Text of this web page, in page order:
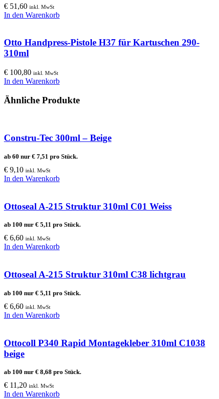
€ 51,60 inkl. MwSt
In den Warenkorb
Otto Handpress-Pistole H37 für Kartuschen 290-
310ml
€ 100,80 inkl. MwSt
In den Warenkorb
Ähnliche Produkte
Constru-Tec 300ml – Beige
ab 60 nur € 7,51 pro Stück.
€ 9,10 inkl. MwSt
In den Warenkorb
Ottoseal A-215 Struktur 310ml C01 Weiss
ab 100 nur € 5,11 pro Stück.
€ 6,60 inkl. MwSt
In den Warenkorb
Ottoseal A-215 Struktur 310ml C38 lichtgrau
ab 100 nur € 5,11 pro Stück.
€ 6,60 inkl. MwSt
In den Warenkorb
Ottocoll P340 Rapid Montagekleber 310ml C1038
beige
ab 100 nur € 8,68 pro Stück.
€ 11,20 inkl. MwSt
In den Warenkorb